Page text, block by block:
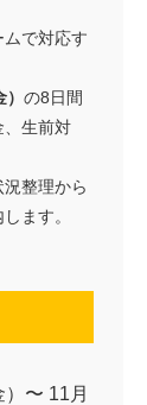
ら
ちら
ら
で対応す
の8日間
、生前対
整理から
ます。
〜 11月